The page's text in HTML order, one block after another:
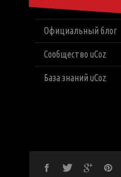
Официальный блог
Сообщество uCoz
База знаний uCoz